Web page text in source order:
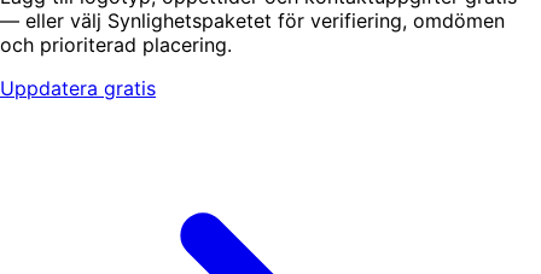
— eller välj Synlighetspaketet för verifiering, omdömen
och prioriterad placering.
Uppdatera gratis